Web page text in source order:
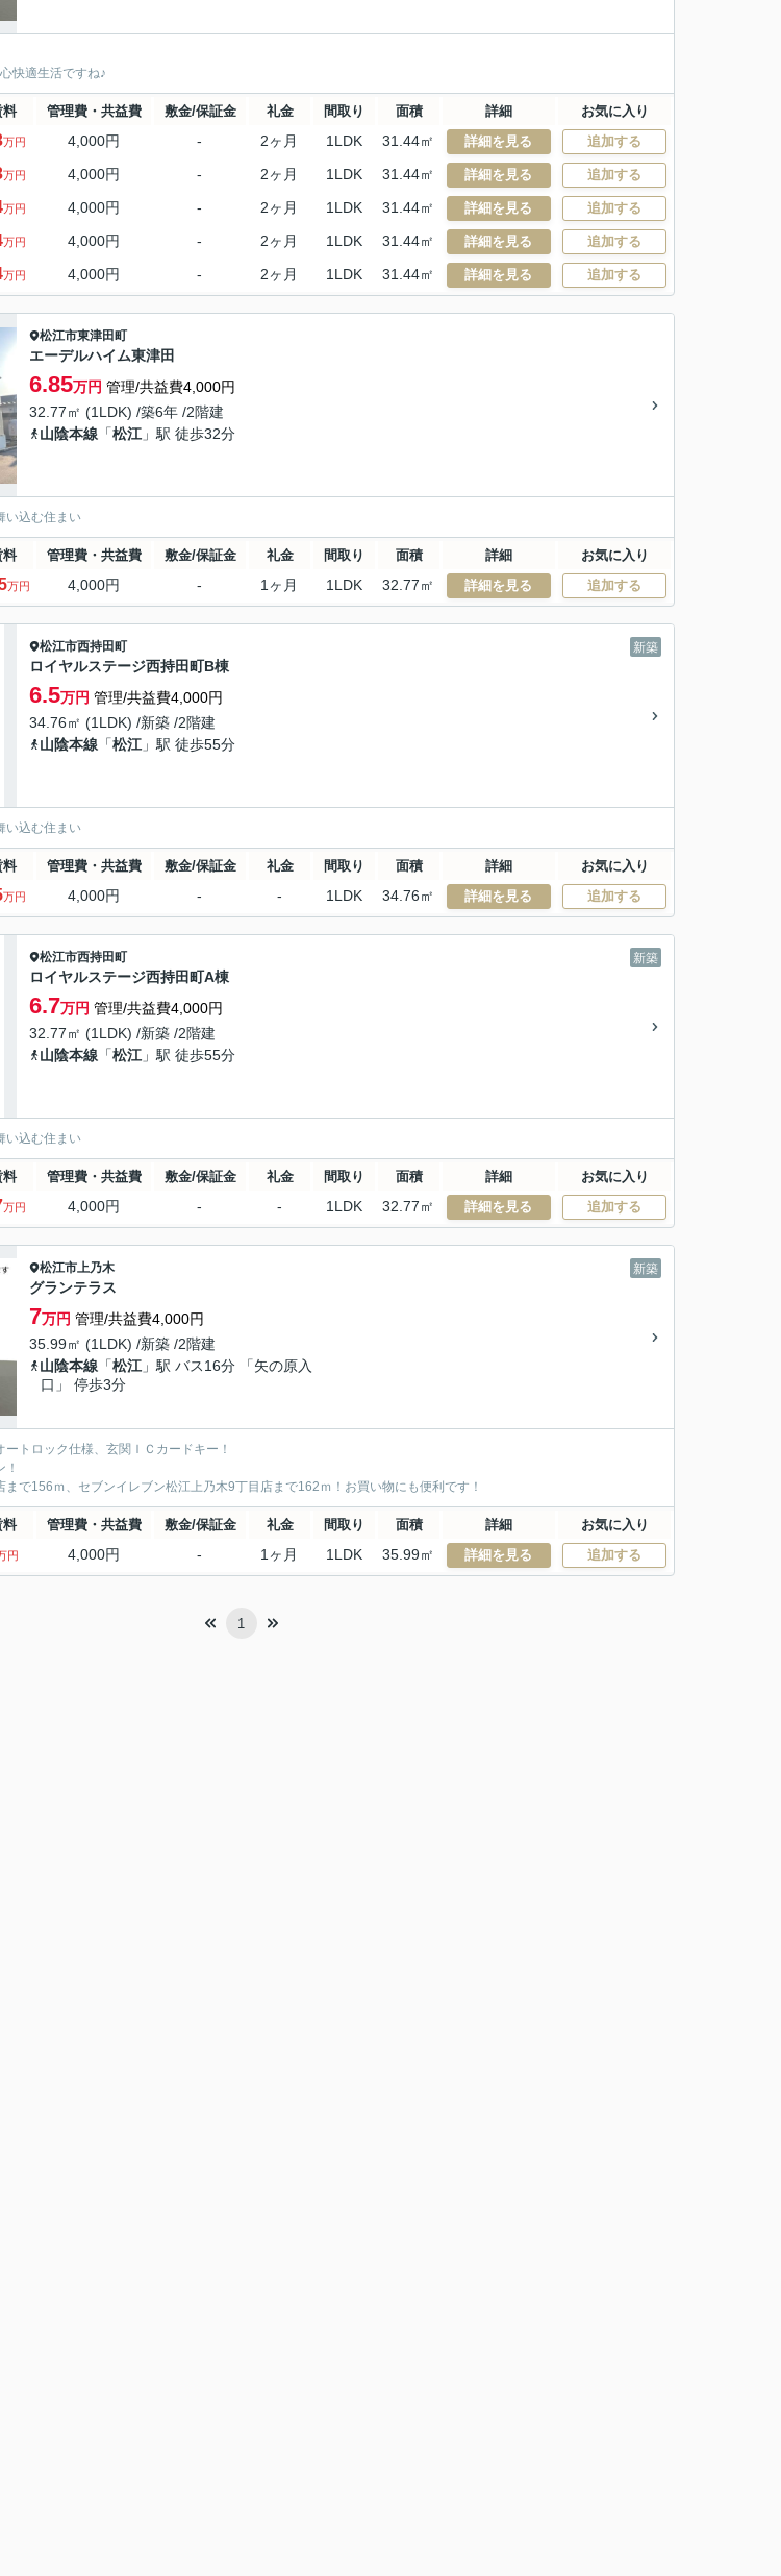
快適生活ですね♪
料 管理費・共益費 敷金/保証金 礼金 間取り 面積 詳細 お気に入り
万円 4,000円 - 2ヶ月 1LDK 31.44㎡ 詳細を見る 追加する
万円 4,000円 - 2ヶ月 1LDK 31.44㎡ 詳細を見る 追加する
万円 4,000円 - 2ヶ月 1LDK 31.44㎡ 詳細を見る 追加する
万円 4,000円 - 2ヶ月 1LDK 31.44㎡ 詳細を見る 追加する
万円 4,000円 - 2ヶ月 1LDK 31.44㎡ 詳細を見る 追加する
松江市東津田町
エーデルハイム東津田
6.85万円 管理/共益費4,000円
32.77㎡ (1LDK) /築6年 /2階建
山陰本線 「松江 」駅 徒歩32分
い込む住まい
料 管理費・共益費 敷金/保証金 礼金 間取り 面積 詳細 お気に入り
万円 4,000円 - 1ヶ月 1LDK 32.77㎡ 詳細を見る 追加する
新築
松江市西持田町
ロイヤルステージ西持田町B棟
6.5万円 管理/共益費4,000円
34.76㎡ (1LDK) /新築 /2階建
山陰本線 「松江 」駅 徒歩55分
い込む住まい
料 管理費・共益費 敷金/保証金 礼金 間取り 面積 詳細 お気に入り
万円 4,000円 - - 1LDK 34.76㎡ 詳細を見る 追加する
新築
松江市西持田町
ロイヤルステージ西持田町A棟
6.7万円 管理/共益費4,000円
32.77㎡ (1LDK) /新築 /2階建
山陰本線 「松江 」駅 徒歩55分
い込む住まい
料 管理費・共益費 敷金/保証金 礼金 間取り 面積 詳細 お気に入り
万円 4,000円 - - 1LDK 32.77㎡ 詳細を見る 追加する
新築
松江市上乃木
グランテラス
7万円 管理/共益費4,000円
35.99㎡ (1LDK) /新築 /2階建
山陰本線 「松江 」駅 バス16分 「矢の原入
口」 停歩3分
トロック仕様、玄関ＩＣカードキー！
！
で156ｍ、セブンイレブン松江上乃木9丁目店まで162ｍ！お買い物にも便利です！
料 管理費・共益費 敷金/保証金 礼金 間取り 面積 詳細 お気に入り
円 4,000円 - 1ヶ月 1LDK 35.99㎡ 詳細を見る 追加する
1